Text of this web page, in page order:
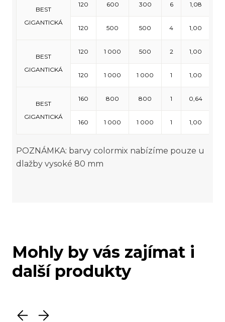
BEST
GIGANTICKÁ
120 600 300 6 1,08
120 500 500 4 1,00
BEST
GIGANTICKÁ
120 1 000 500 2 1,00
120 1 000 1 000 1 1,00
BEST
GIGANTICKÁ
160 800 800 1 0,64
160 1 000 1 000 1 1,00
POZNÁMKA: barvy colormix nabízíme pouze u
dlažby vysoké 80 mm
Mohly by vás zajímat i
další produkty